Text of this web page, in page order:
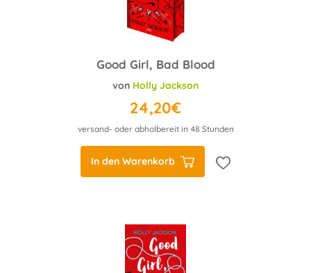
Good Girl, Bad Blood
von Holly Jackson
24,20€
versand- oder abholbereit in 48 Stunden
In den Warenkorb